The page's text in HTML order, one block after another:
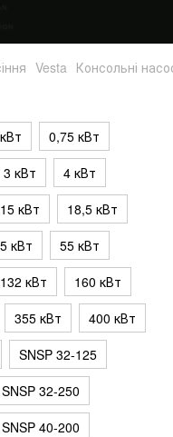
Vesta Консольні
0,75 кВт
3 кВт
4 кВт
15 кВт
18,5 кВт
кВт
55 кВт
132 кВт
160 кВт
355 кВт
400 кВт
SNSP 32-125
SNSP 32-250
SNSP 40-200